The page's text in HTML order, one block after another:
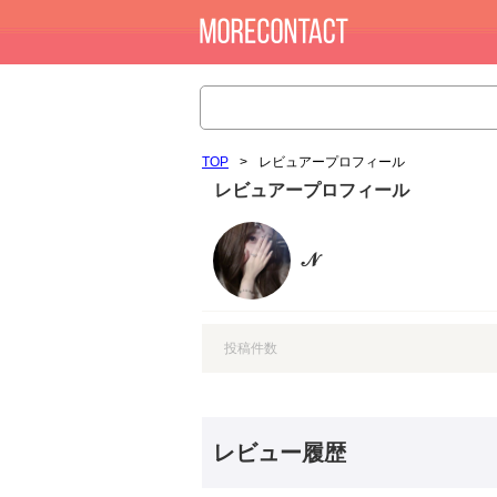
TOP > レビュアープロフィール
レビュアープロフィール
𝒩
投稿件数
レビュー履歴